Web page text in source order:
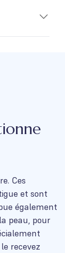
Ces
et sont
également
peau, pour
recevez